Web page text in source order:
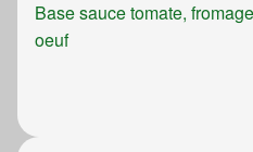
Base sauce tomate,
oeuf